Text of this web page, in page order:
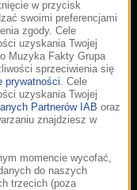
w przycisk
swoimi preferencjami
zgody. Cele
uzyskania Twojej
Muzyka Fakty Grupa
sprzeciwienia się
prywatności. Cele
uzyskania Twojej
Partnerów IAB oraz
znajdziesz w
momencie wycofać,
do naszych
trzecich (poza